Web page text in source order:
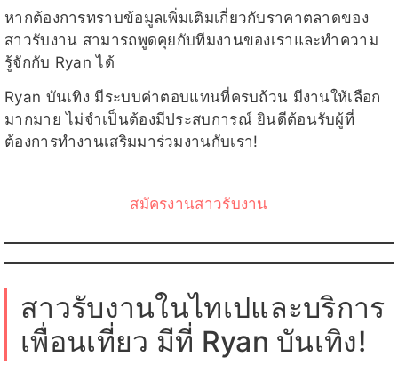
หากต้องการทราบข้อมูลเพิ่มเติมเกี่ยวกับราคาตลาดของ
สาวรับงาน สามารถพูดคุยกับทีมงานของเราและทำความ
รู้จักกับ Ryan ได้
Ryan บันเทิง มีระบบค่าตอบแทนที่ครบถ้วน มีงานให้เลือก
มากมาย ไม่จำเป็นต้องมีประสบการณ์ ยินดีต้อนรับผู้ที่
ต้องการทำงานเสริมมาร่วมงานกับเรา!
สมัครงานสาวรับงาน
สาวรับงานในไทเปและบริการ
เพื่อนเที่ยว มีที่ Ryan บันเทิง!